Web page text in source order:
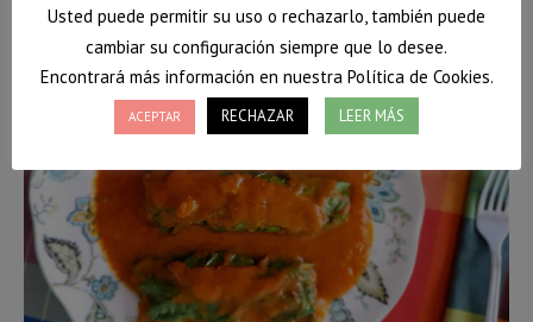
Usted puede permitir su uso o rechazarlo, también puede
cambiar su configuración siempre que lo desee.
Encontrará más información en nuestra Política de Cookies.
ACEPTAR RECHAZAR LEER MÁS